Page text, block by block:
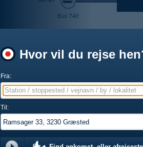
Hvor vil du rejse
Fra:
Station / stoppested / vejnavn / by / lokalitet
Til: